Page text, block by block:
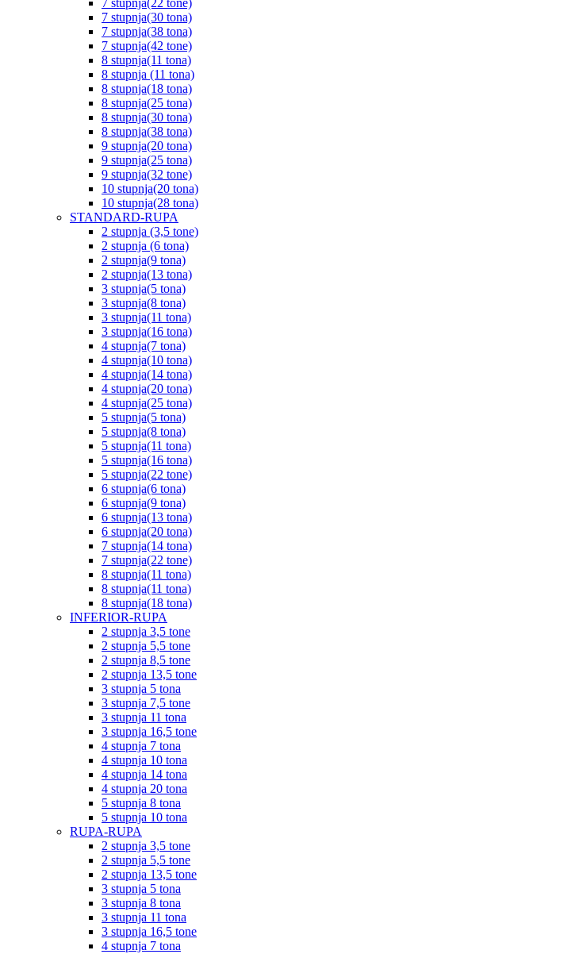
7 stupnja(22 tone)
7 stupnja(30 tona)
7 stupnja(38 tona)
7 stupnja(42 tone)
8 stupnja(11 tona)
8 stupnja (11 tona)
8 stupnja(18 tona)
8 stupnja(25 tona)
8 stupnja(30 tona)
8 stupnja(38 tona)
9 stupnja(20 tona)
9 stupnja(25 tona)
9 stupnja(32 tone)
10 stupnja(20 tona)
10 stupnja(28 tona)
STANDARD-RUPA
2 stupnja (3,5 tone)
2 stupnja (6 tona)
2 stupnja(9 tona)
2 stupnja(13 tona)
3 stupnja(5 tona)
3 stupnja(8 tona)
3 stupnja(11 tona)
3 stupnja(16 tona)
4 stupnja(7 tona)
4 stupnja(10 tona)
4 stupnja(14 tona)
4 stupnja(20 tona)
4 stupnja(25 tona)
5 stupnja(5 tona)
5 stupnja(8 tona)
5 stupnja(11 tona)
5 stupnja(16 tona)
5 stupnja(22 tone)
6 stupnja(6 tona)
6 stupnja(9 tona)
6 stupnja(13 tona)
6 stupnja(20 tona)
7 stupnja(14 tona)
7 stupnja(22 tone)
8 stupnja(11 tona)
8 stupnja(11 tona)
8 stupnja(18 tona)
INFERIOR-RUPA
2 stupnja 3,5 tone
2 stupnja 5,5 tone
2 stupnja 8,5 tone
2 stupnja 13,5 tone
3 stupnja 5 tona
3 stupnja 7,5 tone
3 stupnja 11 tona
3 stupnja 16,5 tone
4 stupnja 7 tona
4 stupnja 10 tona
4 stupnja 14 tona
4 stupnja 20 tona
5 stupnja 8 tona
5 stupnja 10 tona
RUPA-RUPA
2 stupnja 3,5 tone
2 stupnja 5,5 tone
2 stupnja 13,5 tone
3 stupnja 5 tona
3 stupnja 8 tona
3 stupnja 11 tona
3 stupnja 16,5 tone
4 stupnja 7 tona